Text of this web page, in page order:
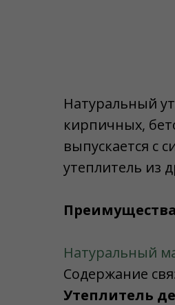
Натуральный
кирпичных,
выпускается с
утеплитель из
Преимущества
Натуральный
Содержание
Утеплитель